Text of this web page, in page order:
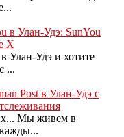
в Улан-Удэ: SunYou
X
Улан-Удэ и хотите
...
Post в Улан-Удэ с
Мы живем в